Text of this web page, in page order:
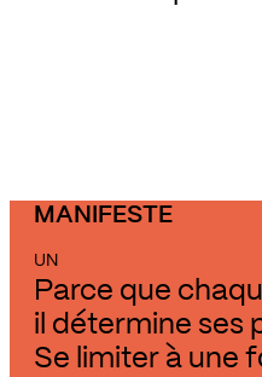
MANIFESTE
UN
Parce que
il détermine ses
Se limiter à une